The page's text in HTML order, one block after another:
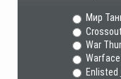
Мир
Crossout
War
Warface
Enlisted